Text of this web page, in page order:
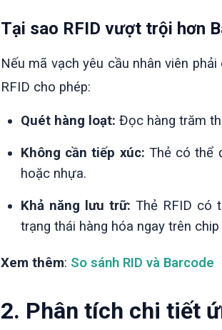
Tại sao RFID vượt trội hơn
Nếu mã vạch yêu cầu nhân viên
RFID cho phép:
Quét hàng loạt: Đọc hàng trăm
Không cần tiếp xúc: Thẻ có thể
hoặc nhựa.
Khả năng lưu trữ: Thẻ RFID có
trạng thái hàng hóa ngay trên
Xem thêm: So sánh RID và Barcode
2. Phân tích chi tiết